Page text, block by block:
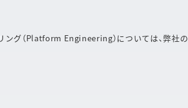
グ（Platform Engineering）については、弊社の